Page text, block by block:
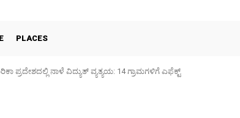
PLACES
ಪ್ರದೇಶದಲ್ಲಿ ನಾಳೆ ವಿದ್ಯುತ್ ವ್ಯತ್ಯಯ: 14 ಗ್ರಾಮಗಳಿಗೆ ಎಫೆಕ್ಟ್
Market – 07 August 2026